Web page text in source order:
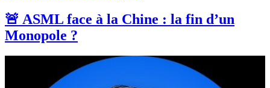
🚨 ASML face à la Chine : la fin d’un
Monopole ?